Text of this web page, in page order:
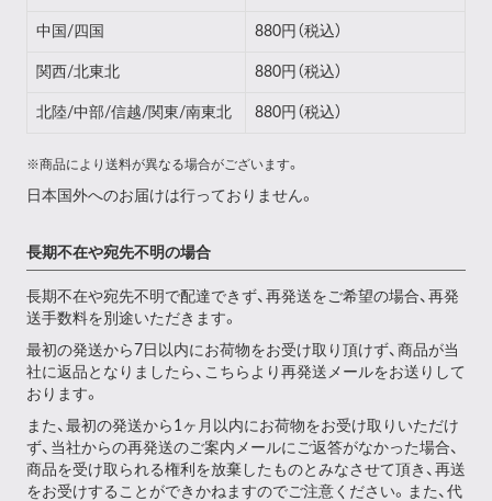
中国/四国 880円（税込）
関西/北東北 880円（税込）
北陸/中部/信越/関東/南東北 880円（税込）
※商品により送料が異なる場合がございます。
日本国外へのお届けは行っておりません。
長期不在や宛先不明の場合
長期不在や宛先不明で配達できず、再発送をご希望の場合、再発
送手数料を別途いただきます。
最初の発送から7日以内にお荷物をお受け取り頂けず、商品が当
社に返品となりましたら、こちらより再発送メールをお送りして
おります。
また、最初の発送から1ヶ月以内にお荷物をお受け取りいただけ
ず、当社からの再発送のご案内メールにご返答がなかった場合、
商品を受け取られる権利を放棄したものとみなさせて頂き、再送
をお受けすることができかねますのでご注意ください。また、代